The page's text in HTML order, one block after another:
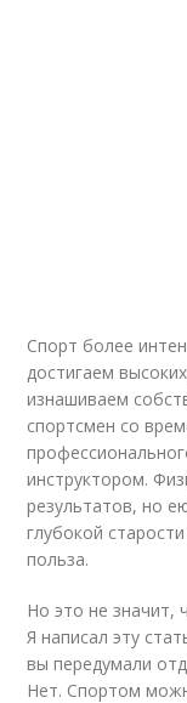
Спорт более
достигаем
изнашиваем
спортсмен со
инструктором.
результатов, но
глубокой
польза.
Но это не значит,
Я написал эту
вы передумали
Нет. Спортом